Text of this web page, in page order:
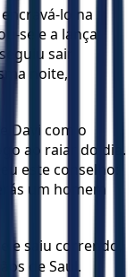
lo na
se e a lança
sair
noite,
Davi com o
ao raiar do dia.
este conselho:
um homem
saiu correndo,
de Saul.